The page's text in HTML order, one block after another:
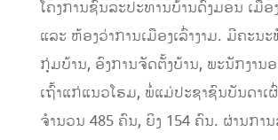
ໂຄງການຊົນລະປະທານບ້ານດົງມອນ ເມືອ
ແລະ ຫ້ອງວ່າການເມືອງເລົ່າງາມ. ມີຄະນ
ກຸ່ມບ້ານ, ອົງການຈັດຕັ້ງບ້ານ, ພະນັກງານອ
ເຖົ້າແກ່ແນວໂຮມ, ພໍ່ແມ່ປະຊາຊົນບັນດາເ
ຈໍານວນ 485 ຄົນ, ຍິງ 154 ຄົນ. ຜ່ານກາ